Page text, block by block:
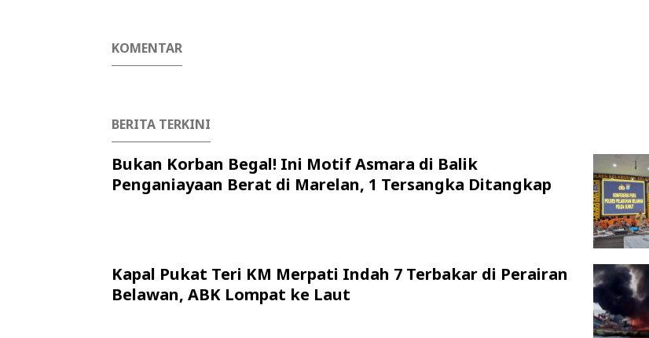
KOMENTAR
BERITA TERKINI
Bukan Korban Begal! Ini Motif Asmara di Balik
Penganiayaan Berat di Marelan, 1 Tersangka Ditangkap
Kapal Pukat Teri KM Merpati Indah 7 Terbakar di Perairan
Belawan, ABK Lompat ke Laut